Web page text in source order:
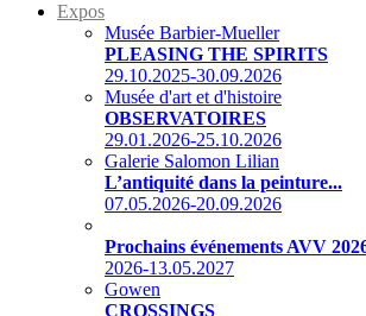
Expos
Musée Barbier-Mueller
PLEASING THE SPIRITS
29.10.2025-30.09.2026
Musée d'art et d'histoire
OBSERVATOIRES
29.01.2026-25.10.2026
Galerie Salomon Lilian
L’antiquité dans la peinture...
07.05.2026-20.09.2026
Prochains événements AVV
2026-13.05.2027
Gowen
CROSSINGS